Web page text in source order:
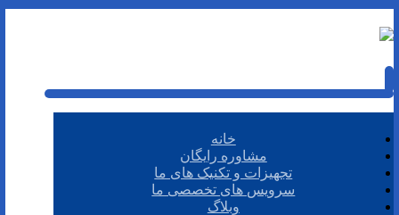
خانه
مشاوره رایگان
تجهیزات و تکنیک های ما
سرویس های تخصصی ما
وبلاگ